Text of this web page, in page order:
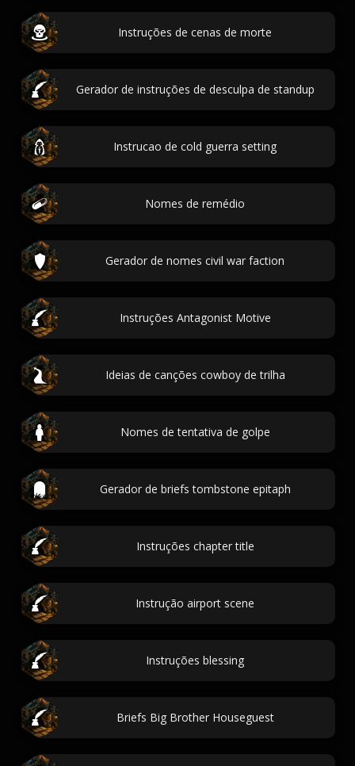
Instruções de cenas de morte
Gerador de instruções de desculpa de standup
Instrucao de cold guerra setting
Nomes de remédio
Gerador de nomes civil war faction
Instruções Antagonist Motive
Ideias de canções cowboy de trilha
Nomes de tentativa de golpe
Gerador de briefs tombstone epitaph
Instruções chapter title
Instrução airport scene
Instruções blessing
Briefs Big Brother Houseguest